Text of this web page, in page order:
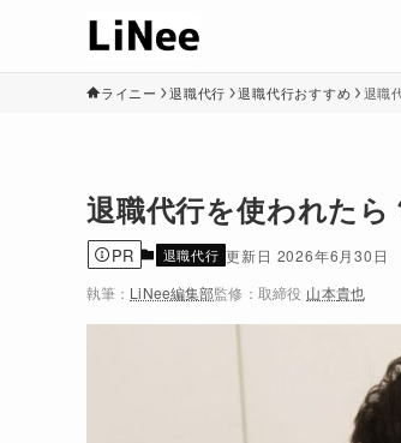
ライニー 退職代行 退職代行おすすめ 退職
退職代行を使われた
PR 退職代行
2026年6月30日
執筆： LiNee編集部監修： 取締役 山本貴也